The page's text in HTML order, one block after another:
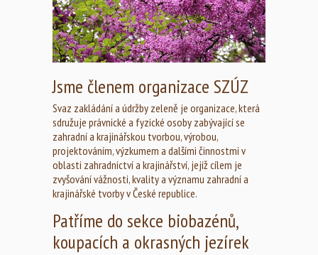
Jsme členem organizace SZÚZ
Svaz zakládání a údržby zeleně je organizace, která
sdružuje právnické a fyzické osoby zabývající se
zahradní a krajinářskou tvorbou, výrobou,
projektováním, výzkumem a dalšími činnostmi v
oblasti zahradnictví a krajinářství, jejíž cílem je
zvyšování vážnosti, kvality a významu zahradní a
krajinářské tvorby v České republice.
Patříme do sekce biobazénů,
koupacích a okrasných jezírek